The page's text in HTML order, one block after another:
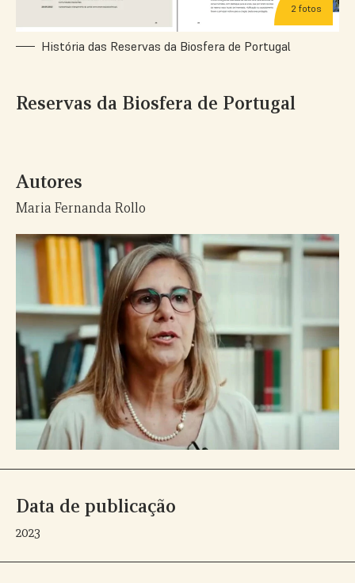
2 fotos
História das Reservas da Biosfera de Portugal
História
das
Biosfera
de
Reservas da Biosfera de Portugal
Autores
Maria Fernanda Rollo
Data de publicação
2023